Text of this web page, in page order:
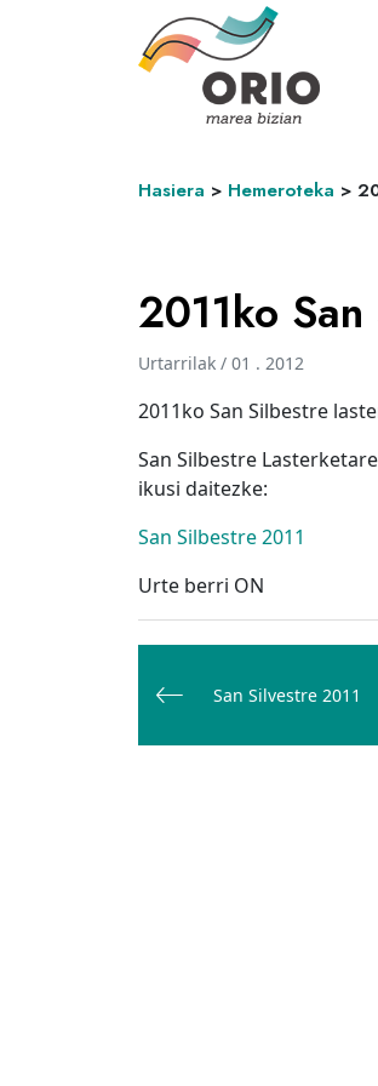
Hasiera > Hemeroteka >
2011ko
Urtarrilak / 01 . 2012
2011ko San Silbestre
San Silbestre
ikusi daitezke:
San Silbestre 2011
Urte berri ON
Bidalketetan
zehar
nabigatu
San Silvestre 2011